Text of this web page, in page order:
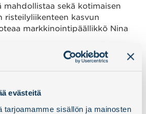
evästeitä
tarjoamamme sisällön ja mainosten
mahdollistaa sekä kotimaisen
risteilyliikenteen kasvun
markkinointipäällikkö Nina
Hangon Satama Oy,